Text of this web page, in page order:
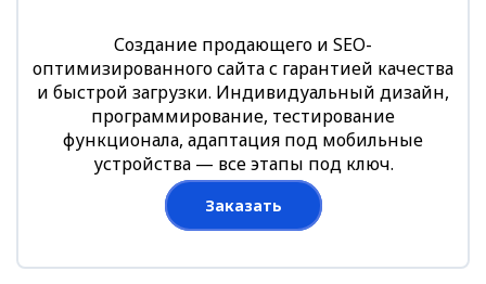
Создание продающего и SEO-
оптимизированного сайта с гарантией качества
и быстрой загрузки. Индивидуальный дизайн,
программирование, тестирование
функционала, адаптация под мобильные
устройства — все этапы под ключ.
Заказать